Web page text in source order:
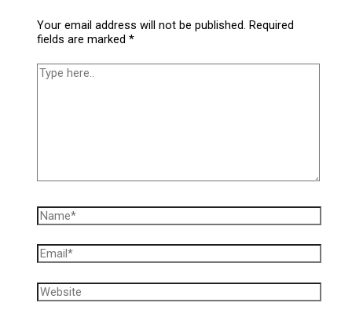
Your email address will not be published. Required
fields are marked*